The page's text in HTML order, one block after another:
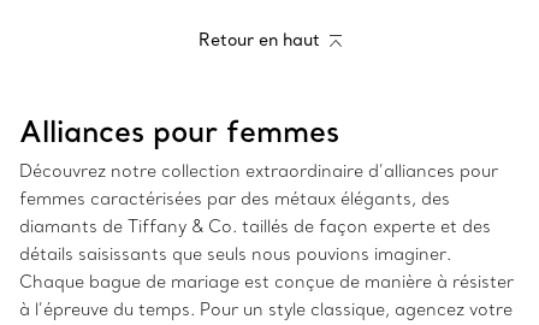
Retour en haut
Alliances pour femmes
Découvrez notre collection extraordinaire d’alliances pour
femmes caractérisées par des métaux élégants, des
diamants de Tiffany & Co. taillés de façon experte et des
détails saisissants que seuls nous pouvions imaginer.
Chaque bague de mariage est conçue de manière à résister
à l’épreuve du temps. Pour un style classique, agencez votre